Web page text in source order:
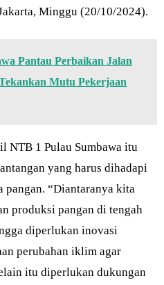
Minggu (20/10/2024).
Pantau Perbaikan Jalan
Mutu Pekerjaan
NTB 1 Pulau Sumbawa itu
yang harus dihadapi
pangan. “Diantaranya kita
produksi pangan di tengah
diperlukan inovasi
perubahan iklim agar
itu diperlukan dukungan